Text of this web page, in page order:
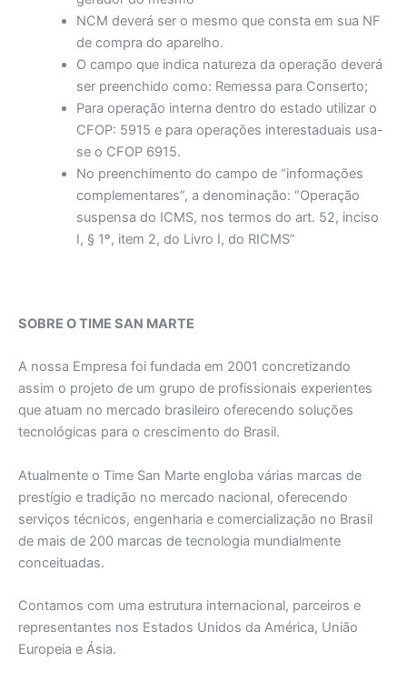
NCM deverá ser o mesmo que consta em sua NF
de compra do aparelho.
O campo que indica natureza da operação deverá
ser preenchido como: Remessa para Conserto;
Para operação interna dentro do estado utilizar o
CFOP: 5915 e para operações interestaduais usa-
se o CFOP 6915.
No preenchimento do campo de “informações
complementares”, a denominação: “Operação
suspensa do ICMS, nos termos do art. 52, inciso
I, § 1º, item 2, do Livro I, do RICMS”
SOBRE O TIME SAN MARTE
A nossa Empresa foi fundada em 2001 concretizando
assim o projeto de um grupo de profissionais experientes
que atuam no mercado brasileiro oferecendo soluções
tecnológicas para o crescimento do Brasil.
Atualmente o Time San Marte engloba várias marcas de
prestígio e tradição no mercado nacional, oferecendo
serviços técnicos, engenharia e comercialização no Brasil
de mais de 200 marcas de tecnologia mundialmente
conceituadas.
Contamos com uma estrutura internacional, parceiros e
representantes nos Estados Unidos da América, União
Europeia e Ásia.